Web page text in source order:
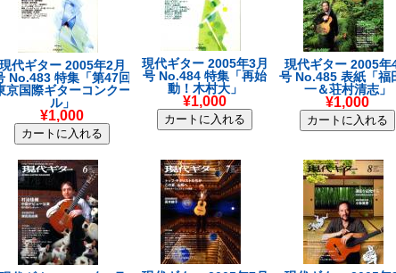
現代ギター 2005年2月
No.483 特集「第47回
京国際ギターコンクー
ル」
¥1,000
現代ギター 2005年3月
号 No.484 特集「再始
動！木村大」
¥1,000
現代ギター 2005年
号 No.485 表紙「福
一＆荘村清志」
¥1,000